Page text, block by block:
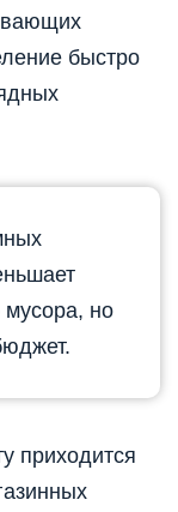
быстро
мусора, но
приходится